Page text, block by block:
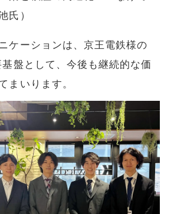
氏）
ケーションは、京王電鉄様の
盤として、今後も継続的な価
まいります。